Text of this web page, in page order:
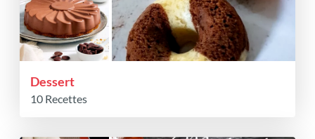
Dessert
10 Recettes